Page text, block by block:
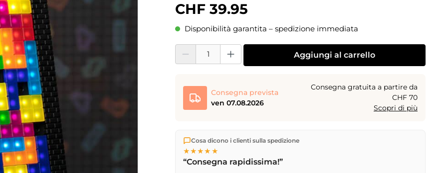
CHF 39.95
Disponibilità garantita – spedizione immediata
Quantità del prodotto: inserisci la quantità desiderata o usa i pulsanti per aumentare o
Aggiungi al carrello
Consegna prevista
ven 07.08.2026
Consegna gratuita a partire da
CHF 70
Scopri di più
Spediamo direttamente dal nostro magazzino a Kriens, in Svizzera.
Consegna gratuita
a partire da
17 (lun–ven) spediti in giornata – consegna il
successivotramite Posta Svizzera.
Cosa dicono i clienti sulla spedizione
★★★★★
“Consegna rapidissima!”